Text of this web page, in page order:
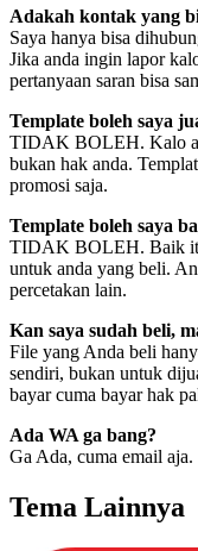
Adakah kontak yang
Saya hanya bisa
Jika anda ingin lapor
pertanyaan saran bisa
Template boleh saya
TIDAK BOLEH. Kalo
bukan hak anda.
promosi saja.
Template boleh saya
TIDAK BOLEH. Baik
untuk anda yang beli.
percetakan lain.
Kan saya sudah beli,
File yang Anda beli
sendiri, bukan untuk
bayar cuma bayar hak
Ada WA ga bang?
Ga Ada, cuma email aja.
Tema Lainnya